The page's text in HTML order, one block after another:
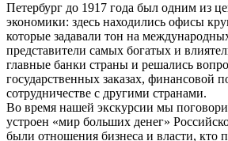
Петербург до 1917 года был одним из
экономики: здесь находились офисы
которые задавали тон на
представители самых богатых и
главные банки страны и решались
государственных заказах, финансовой
сотрудничестве с другими странами.
Во время нашей экскурсии мы
устроен «мир больших денег»
были отношения бизнеса и власти, кто